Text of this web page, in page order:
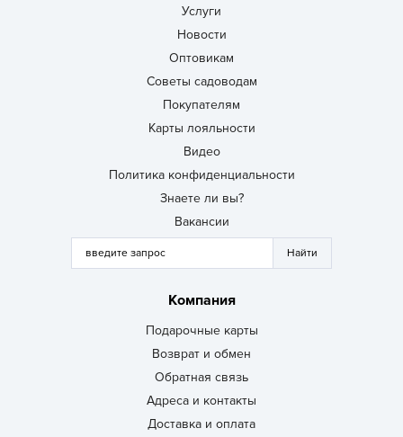
Услуги
Новости
Оптовикам
Советы садоводам
Покупателям
Карты лояльности
Видео
Политика конфиденциальности
Знаете ли вы?
Вакансии
Компания
Подарочные карты
Возврат и обмен
Обратная связь
Адреса и контакты
Доставка и оплата